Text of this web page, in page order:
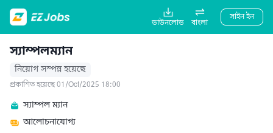
ডাউনলোড বাংলা
সাইন ইন
স্যাম্পলম্যান
নিয়োগ সম্পন্ন হয়েছে
প্রকাশিত হয়েছে 01/Oct/2025 18:00
স্যাম্পল ম্যান
আলোচনাযোগ্য